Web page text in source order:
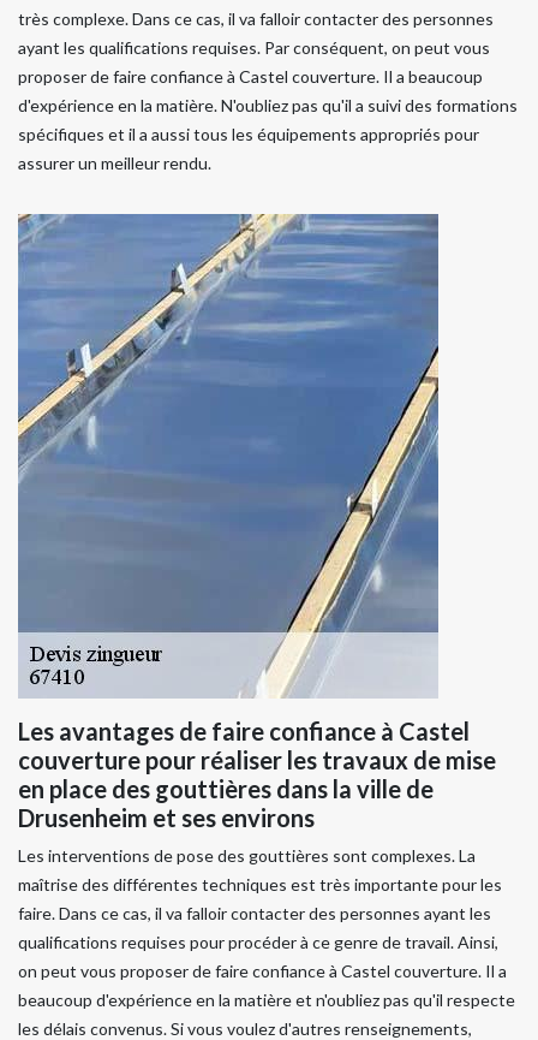
très complexe. Dans ce cas, il va falloir contacter des personnes
ayant les qualifications requises. Par conséquent, on peut vous
proposer de faire confiance à Castel couverture. Il a beaucoup
d'expérience en la matière. N'oubliez pas qu'il a suivi des formations
spécifiques et il a aussi tous les équipements appropriés pour
assurer un meilleur rendu.
Les avantages de faire confiance à Castel
couverture pour réaliser les travaux de mise
en place des gouttières dans la ville de
Drusenheim et ses environs
Les interventions de pose des gouttières sont complexes. La
maîtrise des différentes techniques est très importante pour les
faire. Dans ce cas, il va falloir contacter des personnes ayant les
qualifications requises pour procéder à ce genre de travail. Ainsi,
on peut vous proposer de faire confiance à Castel couverture. Il a
beaucoup d'expérience en la matière et n'oubliez pas qu'il respecte
les délais convenus. Si vous voulez d'autres renseignements,